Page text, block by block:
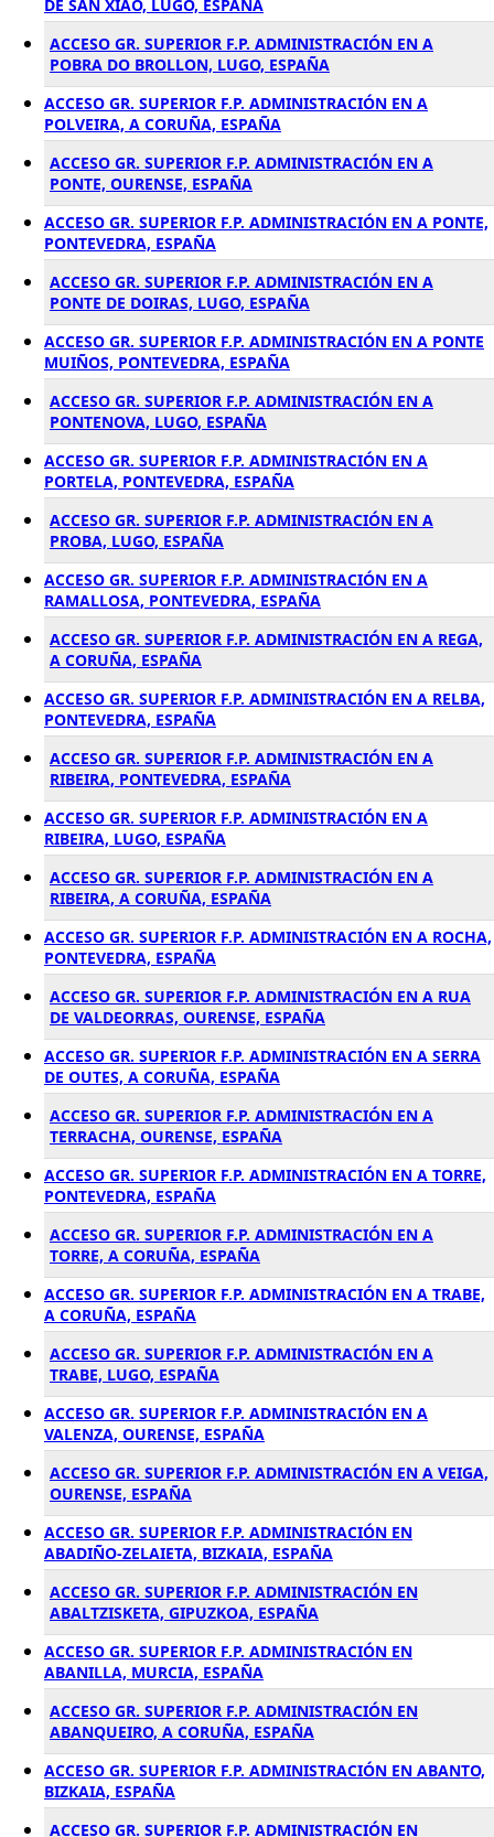
DE SAN XIAO, LUGO, ESPAÑA
ACCESO GR. SUPERIOR F.P. ADMINISTRACIÓN EN A
POBRA DO BROLLON, LUGO, ESPAÑA
ACCESO GR. SUPERIOR F.P. ADMINISTRACIÓN EN A
POLVEIRA, A CORUÑA, ESPAÑA
ACCESO GR. SUPERIOR F.P. ADMINISTRACIÓN EN A
PONTE, OURENSE, ESPAÑA
ACCESO GR. SUPERIOR F.P. ADMINISTRACIÓN EN A PONTE,
PONTEVEDRA, ESPAÑA
ACCESO GR. SUPERIOR F.P. ADMINISTRACIÓN EN A
PONTE DE DOIRAS, LUGO, ESPAÑA
ACCESO GR. SUPERIOR F.P. ADMINISTRACIÓN EN A PONTE
MUIÑOS, PONTEVEDRA, ESPAÑA
ACCESO GR. SUPERIOR F.P. ADMINISTRACIÓN EN A
PONTENOVA, LUGO, ESPAÑA
ACCESO GR. SUPERIOR F.P. ADMINISTRACIÓN EN A
PORTELA, PONTEVEDRA, ESPAÑA
ACCESO GR. SUPERIOR F.P. ADMINISTRACIÓN EN A
PROBA, LUGO, ESPAÑA
ACCESO GR. SUPERIOR F.P. ADMINISTRACIÓN EN A
RAMALLOSA, PONTEVEDRA, ESPAÑA
ACCESO GR. SUPERIOR F.P. ADMINISTRACIÓN EN A REGA,
A CORUÑA, ESPAÑA
ACCESO GR. SUPERIOR F.P. ADMINISTRACIÓN EN A RELBA,
PONTEVEDRA, ESPAÑA
ACCESO GR. SUPERIOR F.P. ADMINISTRACIÓN EN A
RIBEIRA, PONTEVEDRA, ESPAÑA
ACCESO GR. SUPERIOR F.P. ADMINISTRACIÓN EN A
RIBEIRA, LUGO, ESPAÑA
ACCESO GR. SUPERIOR F.P. ADMINISTRACIÓN EN A
RIBEIRA, A CORUÑA, ESPAÑA
ACCESO GR. SUPERIOR F.P. ADMINISTRACIÓN EN A ROCHA,
PONTEVEDRA, ESPAÑA
ACCESO GR. SUPERIOR F.P. ADMINISTRACIÓN EN A RUA
DE VALDEORRAS, OURENSE, ESPAÑA
ACCESO GR. SUPERIOR F.P. ADMINISTRACIÓN EN A SERRA
DE OUTES, A CORUÑA, ESPAÑA
ACCESO GR. SUPERIOR F.P. ADMINISTRACIÓN EN A
TERRACHA, OURENSE, ESPAÑA
ACCESO GR. SUPERIOR F.P. ADMINISTRACIÓN EN A TORRE,
PONTEVEDRA, ESPAÑA
ACCESO GR. SUPERIOR F.P. ADMINISTRACIÓN EN A
TORRE, A CORUÑA, ESPAÑA
ACCESO GR. SUPERIOR F.P. ADMINISTRACIÓN EN A TRABE,
A CORUÑA, ESPAÑA
ACCESO GR. SUPERIOR F.P. ADMINISTRACIÓN EN A
TRABE, LUGO, ESPAÑA
ACCESO GR. SUPERIOR F.P. ADMINISTRACIÓN EN A
VALENZA, OURENSE, ESPAÑA
ACCESO GR. SUPERIOR F.P. ADMINISTRACIÓN EN A VEIGA,
OURENSE, ESPAÑA
ACCESO GR. SUPERIOR F.P. ADMINISTRACIÓN EN
ABADIÑO-ZELAIETA, BIZKAIA, ESPAÑA
ACCESO GR. SUPERIOR F.P. ADMINISTRACIÓN EN
ABALTZISKETA, GIPUZKOA, ESPAÑA
ACCESO GR. SUPERIOR F.P. ADMINISTRACIÓN EN
ABANILLA, MURCIA, ESPAÑA
ACCESO GR. SUPERIOR F.P. ADMINISTRACIÓN EN
ABANQUEIRO, A CORUÑA, ESPAÑA
ACCESO GR. SUPERIOR F.P. ADMINISTRACIÓN EN ABANTO,
BIZKAIA, ESPAÑA
ACCESO GR. SUPERIOR F.P. ADMINISTRACIÓN EN